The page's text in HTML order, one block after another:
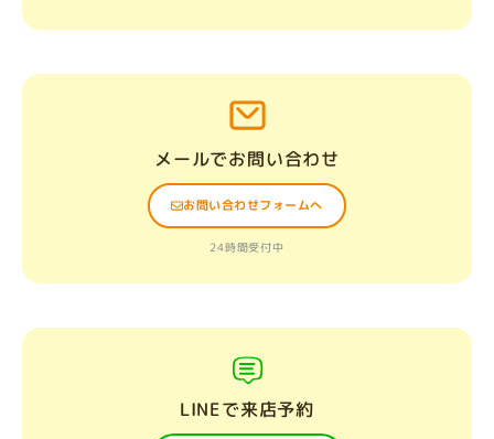
メールでお問い合わせ
お問い合わせフォームへ
24時間受付中
LINEで来店予約